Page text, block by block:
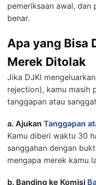
pemeriksaan awal, dan
benar.
Apa yang Bisa
Merek Ditolak
Jika DJKI
rejection), kamu masih
tanggapan atau
a. Ajukan Tanggapan
Kamu diberi waktu 30
sanggahan dengan
mengapa merek kamu
b. Banding ke Komisi